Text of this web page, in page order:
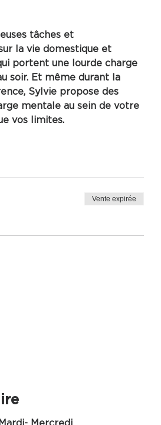
tâches et
la vie domestique et
portent une lourde charge
soir. Et même durant la
Sylvie propose des
mentale au sein de votre
vos limites.
Vente expirée
Mercredi